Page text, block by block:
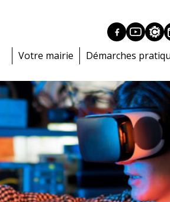
Votre mairie Démarches